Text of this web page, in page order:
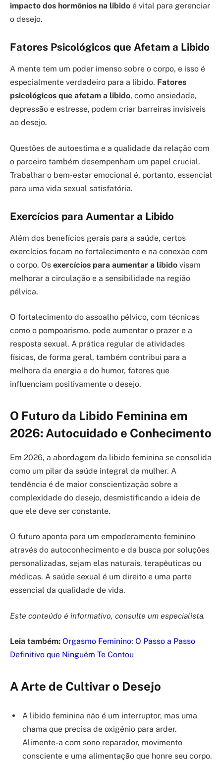
impacto dos hormônios na libido é vital para gerenciar
o desejo.
Fatores Psicológicos que Afetam a Libido
A mente tem um poder imenso sobre o corpo, e isso é
especialmente verdadeiro para a libido. Fatores
psicológicos que afetam a libido, como ansiedade,
depressão e estresse, podem criar barreiras invisíveis
ao desejo.
Questões de autoestima e a qualidade da relação com
o parceiro também desempenham um papel crucial.
Trabalhar o bem-estar emocional é, portanto, essencial
para uma vida sexual satisfatória.
Exercícios para Aumentar a Libido
Além dos benefícios gerais para a saúde, certos
exercícios focam no fortalecimento e na conexão com
o corpo. Os exercícios para aumentar a libido visam
melhorar a circulação e a sensibilidade na região
pélvica.
O fortalecimento do assoalho pélvico, com técnicas
como o pompoarismo, pode aumentar o prazer e a
resposta sexual. A prática regular de atividades
físicas, de forma geral, também contribui para a
melhora da energia e do humor, fatores que
influenciam positivamente o desejo.
O Futuro da Libido Feminina em
2026: Autocuidado e Conhecimento
Em 2026, a abordagem da libido feminina se consolida
como um pilar da saúde integral da mulher. A
tendência é de maior conscientização sobre a
complexidade do desejo, desmistificando a ideia de
que ele deve ser constante.
O futuro aponta para um empoderamento feminino
através do autoconhecimento e da busca por soluções
personalizadas, sejam elas naturais, terapêuticas ou
médicas. A saúde sexual é um direito e uma parte
essencial da qualidade de vida.
Este conteúdo é informativo, consulte um especialista.
Leia também: Orgasmo Feminino: O Passo a Passo
Definitivo que Ninguém Te Contou
A Arte de Cultivar o Desejo
A libido feminina não é um interruptor, mas uma
chama que precisa de oxigênio para arder.
Alimente-a com sono reparador, movimento
consciente e uma alimentação que honre seu corpo.